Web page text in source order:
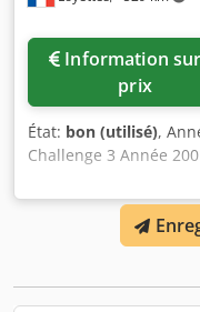
U/V : 2,4" x 2,4". •
Rétroaction de
• Précision : .000002"
prix
État: bon (utilisé),
Challenge 3 Année
500x350x256 Axe UV
100 mm de hauteur
maximum 400/800 kg
2800x2400x2220mm